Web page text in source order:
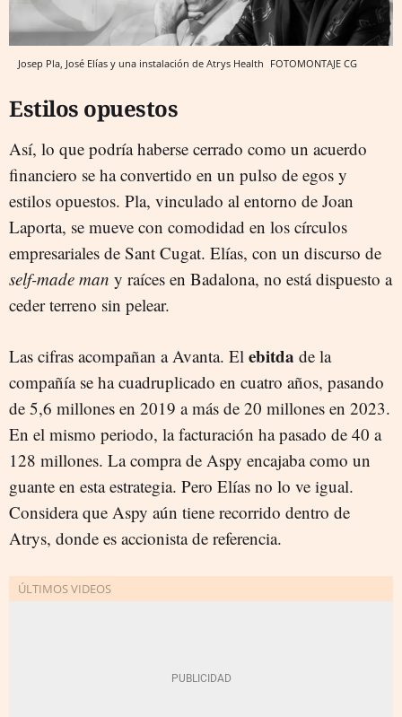
Josep Pla, José Elías y una instalación de Atrys Health FOTOMONTAJE CG
Estilos opuestos
Así, lo que podría haberse cerrado como un acuerdo
financiero se ha convertido en un pulso de egos y
estilos opuestos. Pla, vinculado al entorno de Joan
Laporta, se mueve con comodidad en los círculos
empresariales de Sant Cugat. Elías, con un discurso de
self-made man y raíces en Badalona, no está dispuesto a
ceder terreno sin pelear.
Las cifras acompañan a Avanta. El ebitda de la
compañía se ha cuadruplicado en cuatro años, pasando
de 5,6 millones en 2019 a más de 20 millones en 2023.
En el mismo periodo, la facturación ha pasado de 40 a
128 millones. La compra de Aspy encajaba como un
guante en esta estrategia. Pero Elías no lo ve igual.
Considera que Aspy aún tiene recorrido dentro de
Atrys, donde es accionista de referencia.